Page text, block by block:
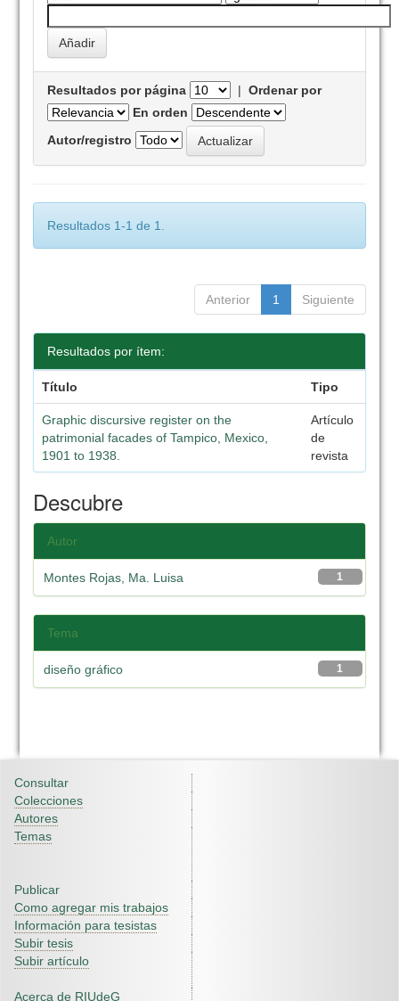
Resultados por página |Ordenar por
En orden
Autor/registro
Resultados 1-1 de 1.
Anterior 1 Siguiente
Resultados por ítem:
Título Tipo
Graphic discursive register on the
patrimonial facades of Tampico, Mexico,
1901 to 1938.
Artículo
de
revista
Descubre
Autor
1
Montes Rojas, Ma. Luisa
Tema
1
diseño gráfico
Consultar
Colecciones
Autores
Temas
Publicar
Como agregar mis trabajos
Información para tesistas
Subir tesis
Subir artículo
Acerca de RIUdeG